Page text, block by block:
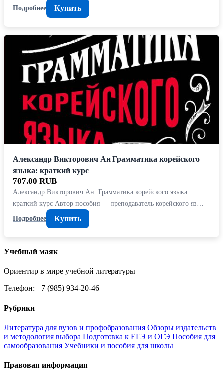
Подробнее
Купить
Александр Викторович Ан Грамматика корейского
языка: краткий курс
707.00 RUB
Александр Викторович Ан. Грамматика корейского языка:
краткий курс Автор пособия — преподаватель корейского яз…
Подробнее
Купить
Учебный маяк
Ориентир в мире учебной литературы
Телефон: +7 (985) 934-20-46
Рубрики
Литература для вузов и профобразования Обзоры издательств
и методология выбора Подготовка к ЕГЭ и ОГЭ Пособия для
самообразования Учебники и пособия для школы
Правовая информация